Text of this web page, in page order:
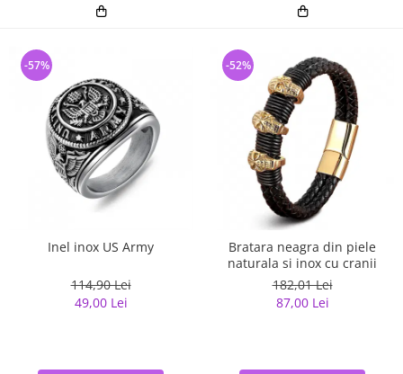
Inel inox US Army
114,90 Lei
49,00 Lei
-57%
Bratara neagra din piele
naturala si inox cu cranii
182,01 Lei
87,00 Lei
-52%